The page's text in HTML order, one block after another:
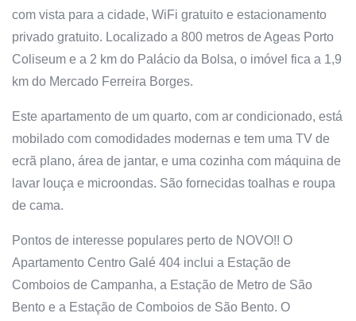
com vista para a cidade, WiFi gratuito e estacionamento
privado gratuito. Localizado a 800 metros de Ageas Porto
Coliseum e a 2 km do Palácio da Bolsa, o imóvel fica a 1,9
km do Mercado Ferreira Borges.
Este apartamento de um quarto, com ar condicionado, está
mobilado com comodidades modernas e tem uma TV de
ecrã plano, área de jantar, e uma cozinha com máquina de
lavar louça e microondas. São fornecidas toalhas e roupa
de cama.
Pontos de interesse populares perto de NOVO!! O
Apartamento Centro Galé 404 inclui a Estação de
Comboios de Campanha, a Estação de Metro de São
Bento e a Estação de Comboios de São Bento. O